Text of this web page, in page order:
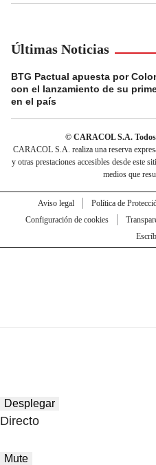
Últimas Noticias
BTG Pactual apuesta por
con el lanzamiento de su
en el país
© CARACOL S.A. Todos
CARACOL S.A. realiza una reserva
y otras prestaciones accesibles desde este
medios que
Aviso legal Política de
Configuración de cookies
Desplegar
Directo
Mute